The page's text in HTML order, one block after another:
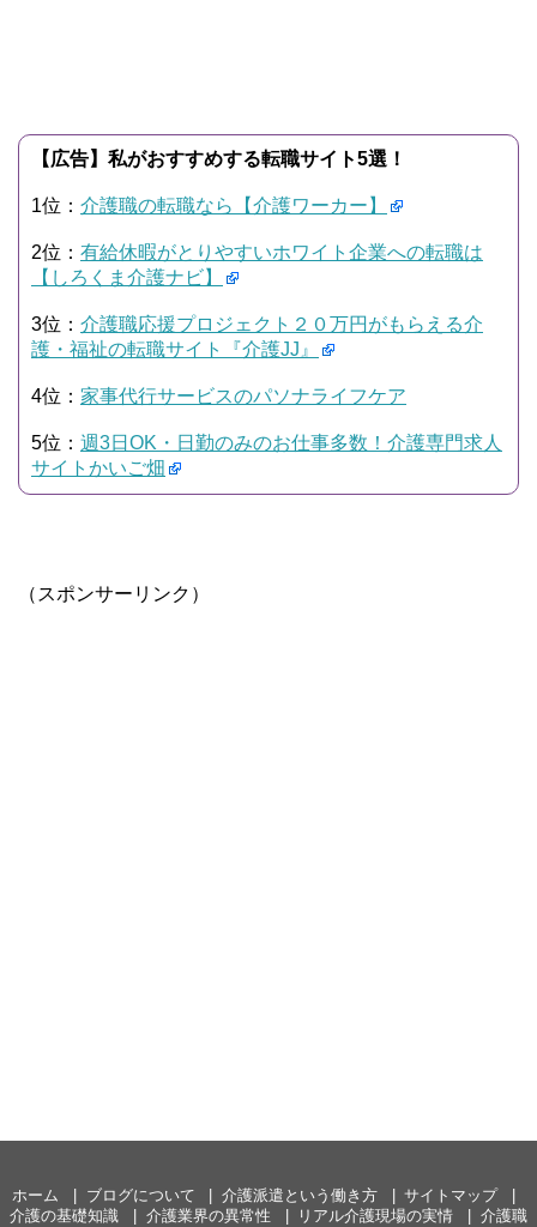
【広告】私がおすすめする転職サイト5選！
1位： 介護職の転職なら【介護ワーカー】
2位： 有給休暇がとりやすいホワイト企業への転職は
【しろくま介護ナビ】
3位： 介護職応援プロジェクト２０万円がもらえる介
護・福祉の転職サイト『介護JJ』
4位： 家事代行サービスのパソナライフケア
5位： 週3日OK・日勤のみのお仕事多数！介護専門求人
サイトかいご畑
（スポンサーリンク）
ホーム ブログについて 介護派遣という働き方
サイトマップ
介護の基礎知識
介護業界の異常性 リアル介護現場の実情
介護職